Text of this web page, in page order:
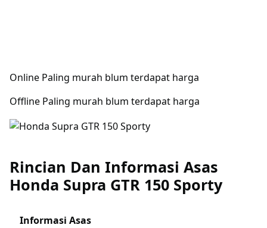
Online Paling murah blum terdapat harga
Offline Paling murah blum terdapat harga
Rincian Dan Informasi Asas
Honda Supra GTR 150 Sporty
Informasi Asas